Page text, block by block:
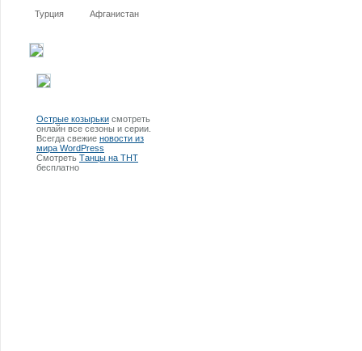
Турция Афганистан
Острые козырьки смотреть
онлайн все сезоны и серии.
Всегда свежие новости из
мира WordPress
Смотреть Танцы на ТНТ
бесплатно